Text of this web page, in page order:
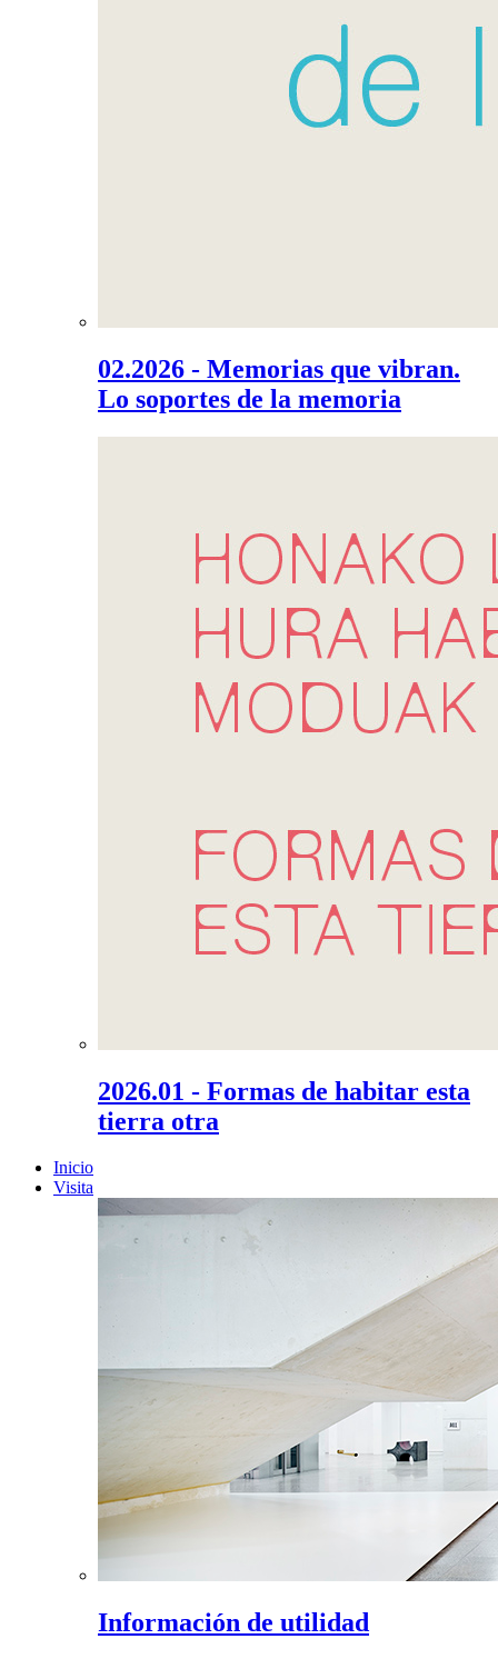
02.2026 - Memorias que vibran.
Lo soportes de la memoria
2026.01 - Formas de habitar esta
tierra otra
Inicio
Visita
Información de utilidad